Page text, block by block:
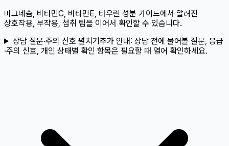
마그네슘, 비타민C, 비타민E, 타우린 성분 가이드에서 알려진
상호작용, 부작용, 섭취 팁을 이어서 확인할 수 있습니다.
상담 질문·주의 신호 펼치기추가 안내: 상담 전에 물어볼 질문, 응급
·주의 신호, 개인 상태별 확인 항목은 필요할 때 열어 확인하세요.